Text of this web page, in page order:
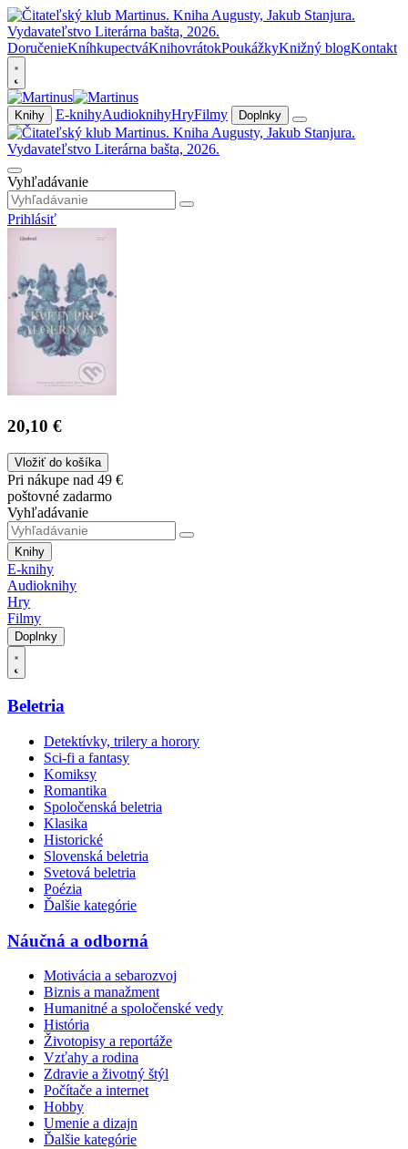
DoručenieKníhkupectváKnihovrátokPoukážkyKnižný blogKontakt
Knihy E-knihyAudioknihyHryFilmy Doplnky
Vyhľadávanie
Prihlásiť
20,10 €
Vložiť do košíka
Pri nákupe nad 49 €
poštovné zadarmo
Vyhľadávanie
Knihy
E-knihy
Audioknihy
Hry
Filmy
Doplnky
Beletria
Detektívky, trilery a horory
Sci-fi a fantasy
Komiksy
Romantika
Spoločenská beletria
Klasika
Historické
Slovenská beletria
Svetová beletria
Poézia
Ďalšie kategórie
Náučná a odborná
Motivácia a sebarozvoj
Biznis a manažment
Humanitné a spoločenské vedy
História
Životopisy a reportáže
Vzťahy a rodina
Zdravie a životný štýl
Počítače a internet
Hobby
Umenie a dizajn
Ďalšie kategórie